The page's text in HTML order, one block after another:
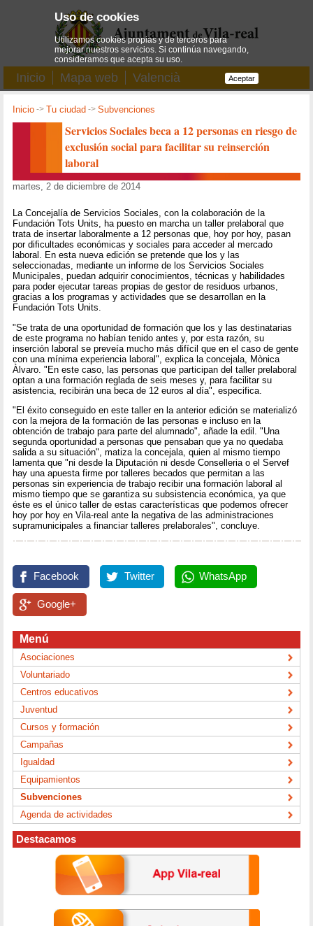
Inicio Mapa web Valencià
Inicio ->Tu ciudad ->Subvenciones
Servicios Sociales beca a 12 personas en riesgo de
exclusión social para facilitar su reinserción
laboral
martes, 2 de diciembre de 2014
La Concejalía de Servicios Sociales, con la colaboración de la
Fundación Tots Units, ha puesto en marcha un taller prelaboral que
trata de insertar laboralmente a 12 personas que, hoy por hoy, pasan
por dificultades económicas y sociales para acceder al mercado
laboral. En esta nueva edición se pretende que los y las
seleccionadas, mediante un informe de los Servicios Sociales
Municipales, puedan adquirir conocimientos, técnicas y habilidades
para poder ejecutar tareas propias de gestor de residuos urbanos,
gracias a los programas y actividades que se desarrollan en la
Fundación Tots Units.
"Se trata de una oportunidad de formación que los y las destinatarias
de este programa no habían tenido antes y, por esta razón, su
inserción laboral se preveía mucho más difícil que en el caso de gente
con una mínima experiencia laboral", explica la concejala, Mònica
Àlvaro. "En este caso, las personas que participan del taller prelaboral
optan a una formación reglada de seis meses y, para facilitar su
asistencia, recibirán una beca de 12 euros al día", especifica.
"El éxito conseguido en este taller en la anterior edición se materializó
con la mejora de la formación de las personas e incluso en la
obtención de trabajo para parte del alumnado", añade la edil. "Una
segunda oportunidad a personas que pensaban que ya no quedaba
salida a su situación", matiza la concejala, quien al mismo tiempo
lamenta que "ni desde la Diputación ni desde Conselleria o el Servef
hay una apuesta firme por talleres becados que permitan a las
personas sin experiencia de trabajo recibir una formación laboral al
mismo tiempo que se garantiza su subsistencia económica, ya que
éste es el único taller de estas características que podemos ofrecer
hoy por hoy en Vila-real ante la negativa de las administraciones
supramunicipales a financiar talleres prelaborales", concluye.
Facebook Twitter WhatsApp
Google+
Menú
Asociaciones
Voluntariado
Centros educativos
Juventud
Cursos y formación
Campañas
Igualdad
Equipamientos
Subvenciones
Agenda de actividades
Destacamos
Uso de cookies
Utilizamos cookies propias y de terceros para
mejorar nuestros servicios. Si continúa navegando,
consideramos que acepta su uso.
Aceptar